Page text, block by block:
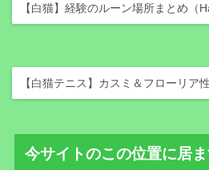
【白猫】経験のルーン場所まとめ（
【白猫テニス】カスミ＆フローリア
今サイトのこの位置に居